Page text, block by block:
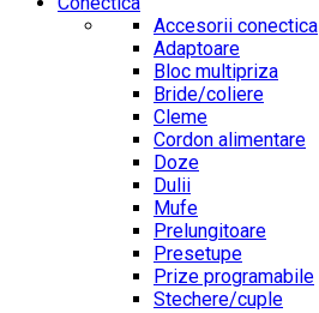
Accesorii conectica
Adaptoare
Bloc multipriza
Bride/coliere
Cleme
Cordon alimentare
Doze
Dulii
Mufe
Prelungitoare
Presetupe
Prize programabile
Stechere/cuple